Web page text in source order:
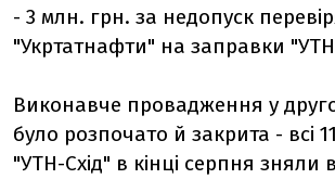
- 3 млн. грн. за недопуск
"Укртатнафти" на заправки
Виконавче провадження у
було розпочато й закрита - всі
"УТН-Схід" в кінці серпня зняли